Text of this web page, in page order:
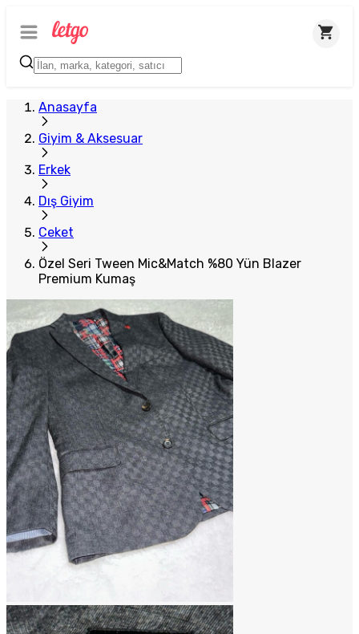
Anasayfa
Giyim & Aksesuar
Erkek
Dış Giyim
Ceket
Özel Seri Tween Mic&Match %80 Yün Blazer
Premium Kumaş
Plus Satıcı